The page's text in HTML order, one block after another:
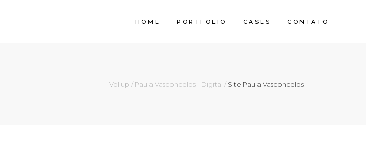
HOME PORTFOLIO CASES CONTATO
Vollup / Paula Vasconcelos - Digital / Site Paula Vasconcelos